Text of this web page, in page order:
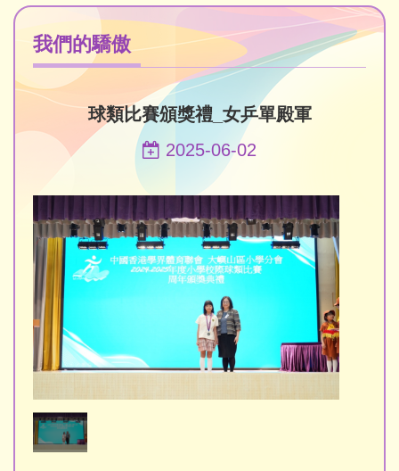
我們的驕傲
球類比賽頒獎禮_女乒單殿軍
2025-06-02